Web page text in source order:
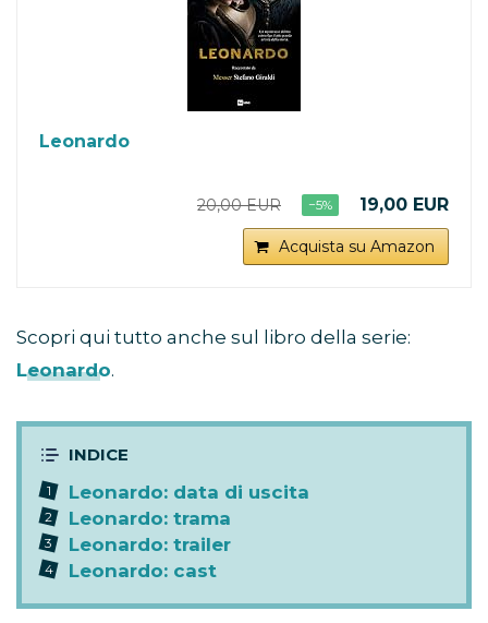
Leonardo
20,00 EUR −5% 19,00 EUR
Acquista su Amazon
Scopri qui tutto anche sul libro della serie:
Leonardo.
Leonardo: data di uscita
Leonardo: trama
Leonardo: trailer
Leonardo: cast